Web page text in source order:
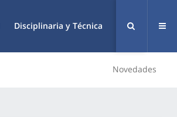
Disciplinaria y Técnica
Novedades